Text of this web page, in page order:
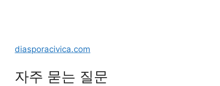
diasporacivica.com
자주 묻는 질문